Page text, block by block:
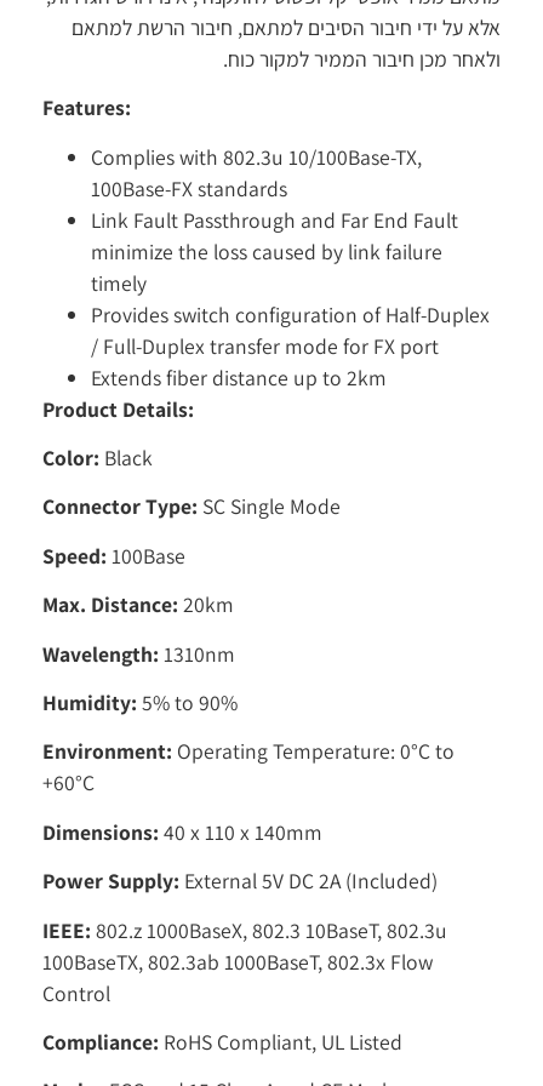
על ידי חיבור הסיבים למתאם, חיבור הרשת למתאם
מכן חיבור הממיר למקור כוח.
Features:
Complies with 802.3u 10/100Base-TX,
100Base-FX standards
Link Fault Passthrough and Far End Fault
minimize the loss caused by link failure
timely
Provides switch configuration of Half-Duplex
/ Full-Duplex transfer mode for FX port
Extends fiber distance up to 2km
Product Details:
Color:
Connector Type:SC Single Mode
Speed:100Base
Max. Distance:
Wavelength:1310nm
Humidity:5% to 90%
Environment:Operating Temperature: 0°C to
Dimensions:40 x 110 x 140mm
Power Supply:External 5V DC 2A (Included)
IEEE: 802.z 1000BaseX, 802.3 10BaseT, 802.3u
100BaseTX, 802.3ab 1000BaseT, 802.3x Flow
Control
Compliance: RoHS Compliant, UL Listed